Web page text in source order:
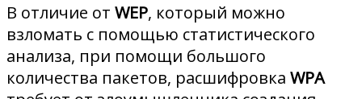
В отличие от WEP, который можно
взломать с помощью статистического
анализа, при помощи большого
количества пакетов, расшифровка WPA